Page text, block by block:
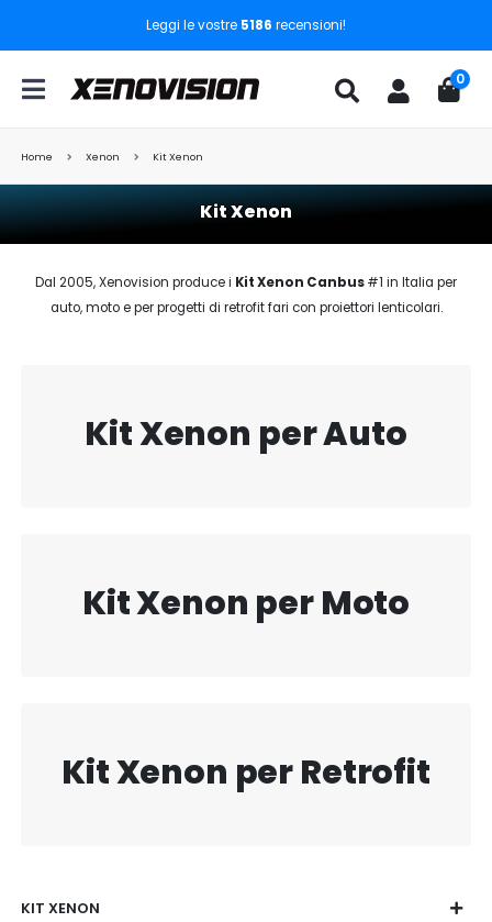
Leggi le vostre 5186 recensioni!
0
Home Xenon Kit Xenon
Kit Xenon
Dal 2005, Xenovision produce i Kit Xenon Canbus#1 in Italia per
auto, moto e per progetti di retrofit fari con proiettori lenticolari.
KIT XENON
Kit Xenon per Auto
Kit Xenon per Moto
Kit Xenon per Retrofit